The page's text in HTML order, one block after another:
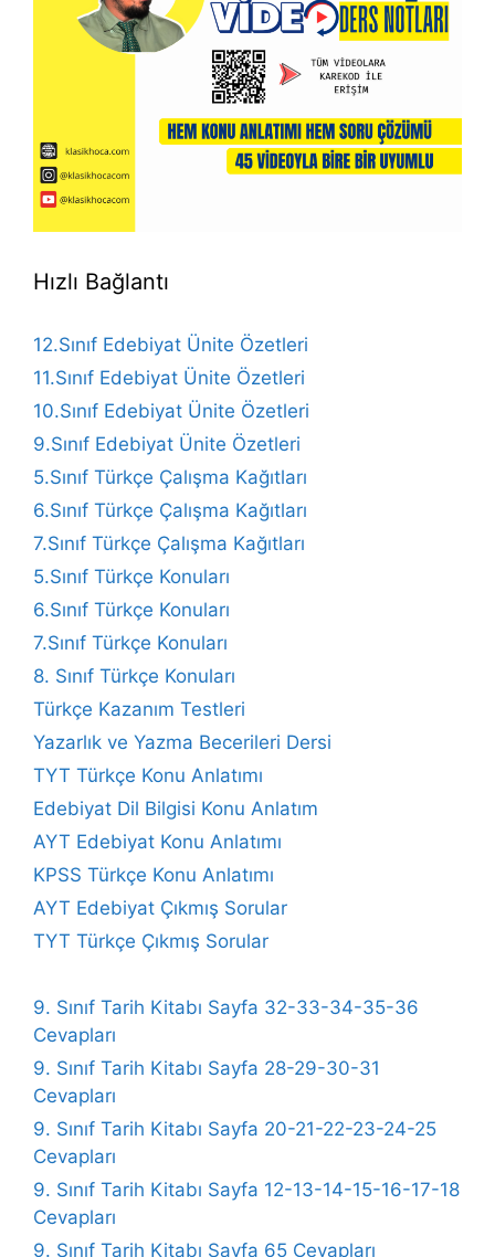
Hızlı Bağlantı
12.Sınıf Edebiyat Ünite Özetleri
11.Sınıf Edebiyat Ünite Özetleri
10.Sınıf Edebiyat Ünite Özetleri
9.Sınıf Edebiyat Ünite Özetleri
5.Sınıf Türkçe Çalışma Kağıtları
6.Sınıf Türkçe Çalışma Kağıtları
7.Sınıf Türkçe Çalışma Kağıtları
5.Sınıf Türkçe Konuları
6.Sınıf Türkçe Konuları
7.Sınıf Türkçe Konuları
8. Sınıf Türkçe Konuları
Türkçe Kazanım Testleri
Yazarlık ve Yazma Becerileri Dersi
TYT Türkçe Konu Anlatımı
Edebiyat Dil Bilgisi Konu Anlatım
AYT Edebiyat Konu Anlatımı
KPSS Türkçe Konu Anlatımı
AYT Edebiyat Çıkmış Sorular
TYT Türkçe Çıkmış Sorular
9. Sınıf Tarih Kitabı Sayfa 32-33-34-35-36
Cevapları
9. Sınıf Tarih Kitabı Sayfa 28-29-30-31
Cevapları
9. Sınıf Tarih Kitabı Sayfa 20-21-22-23-24-25
Cevapları
9. Sınıf Tarih Kitabı Sayfa 12-13-14-15-16-17-18
Cevapları
9. Sınıf Tarih Kitabı Sayfa 65 Cevapları